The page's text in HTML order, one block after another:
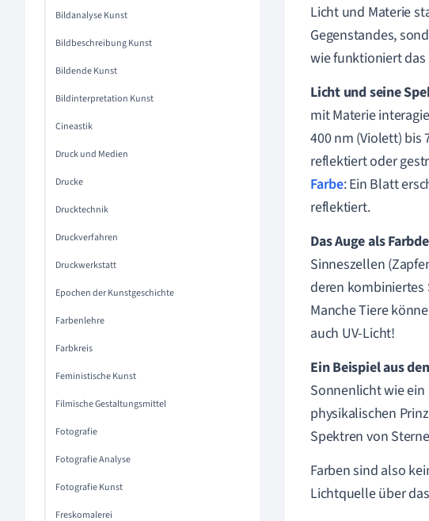
Bildanalyse Kunst
Bildbeschreibung Kunst
Bildende Kunst
Bildinterpretation Kunst
Cineastik
Druck und Medien
Drucke
Drucktechnik
Druckverfahren
Druckwerkstatt
Epochen der Kunstgeschichte
Farbenlehre
Farbkreis
Feministische Kunst
Filmische Gestaltungsmittel
Fotografie
Fotografie Analyse
Fotografie Kunst
Freskomalerei
Licht und Materie
Gegenstandes,
wie funktioniert das
Licht und seine
mit Materie
400 nm (Violett) bis
reflektiert oder
Farbe: Ein Blatt
reflektiert.
Das Auge als
Sinneszellen
deren kombiniertes
Manche Tiere
auch UV-Licht!
Ein Beispiel aus
Sonnenlicht wie
physikalischen
Spektren von
Farben sind also
Lichtquelle über